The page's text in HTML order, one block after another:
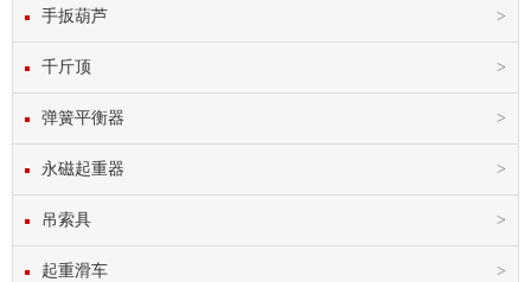
手扳葫芦
千斤顶
弹簧平衡器
永磁起重器
吊索具
起重滑车